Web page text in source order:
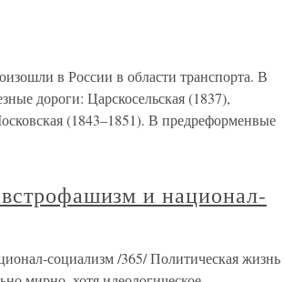
в России в области транспорта. В
дороги: Царскосельская (1837),
(1843–1851). В предреформенвые
и национал-
социализм /365/ Политическая жизнь